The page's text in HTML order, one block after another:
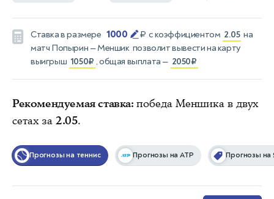
Ставка в размере 1000 ₽ с коэффициентом 2.05 на
матч Попырин — Меншик позволит вывести на карту
выигрыш 1050₽ , общая выплата — 2050₽
Рекомендуемая ставка: победа Меншика в двух
сетах за2.05.
Прогнозы на теннис Прогнозы на ATP Прогнозы на